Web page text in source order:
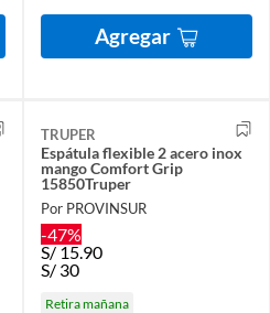
Agregar
TRUPER
Espátula flexible 2 acero inox
mango Comfort Grip
15850Truper
Por PROVINSUR
-47%
S/15.90
S/ 30
Retira mañana